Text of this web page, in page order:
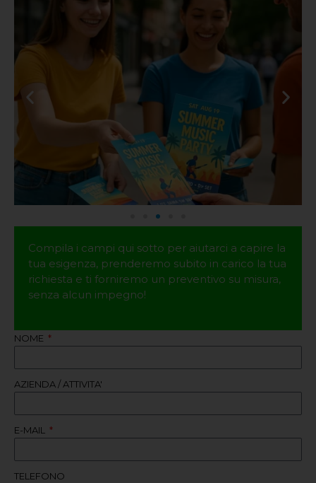
Compila i campi qui sotto per aiutarci a capire la
tua esigenza, prenderemo subito in carico la tua
richiesta e ti forniremo un preventivo su misura,
senza alcun impegno!
NOME
AZIENDA / ATTIVITA'
E-MAIL
TELEFONO